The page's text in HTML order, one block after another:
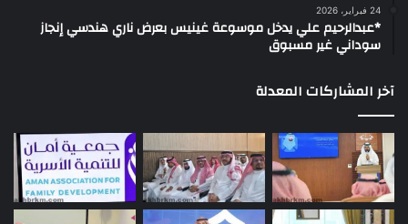
24 فبراير، 2026
*عبدالرحيم علي يدخل موسوعة غينيس بعرض ناري هندسي إنجاز
سوداني غير مسبوق
آخر المشاركات المعدلة